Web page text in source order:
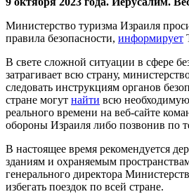
Министерство туризма Израиля
правила безопасности, информирует
В свете сложной ситуации в сфере
затрагивает всю страну,
следовать инструкциям органов
стране могут найти всю
реального времени на веб-сайте
обороны Израиля либо позвонив по
В настоящее время рекомендуется
зданиям и охраняемым
генерального директора
избегать поездок по всей стране.